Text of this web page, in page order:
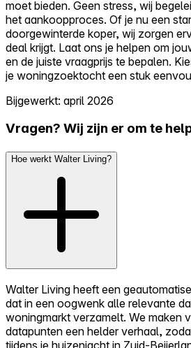
moet bieden. Geen stress, wij
het aankoopproces. Of je nu een
doorgewinterde koper, wij zorgen
deal krijgt. Laat ons je helpen om
en de juiste vraagprijs te bepalen.
je woningzoektocht een stuk
Bijgewerkt: april 2026
Vragen? Wij zijn er om te
Hoe werkt Walter Living?
Walter Living heeft een
dat in een oogwenk alle relevante
woningmarkt verzamelt. We maken
datapunten een helder verhaal,
tijdens je huizenjacht in Zuid-